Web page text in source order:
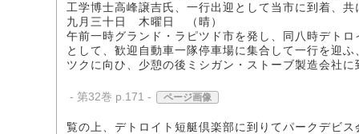
工学博士高峰譲吉氏、一行出迎として当市に到着、共
九月三十日 木曜日 （晴）
午前一時グランド・ラピツド市を発し、同八時デト
として、歓迎自動車一隊停車場に集合して一行を迎
ツクに向ひ、少憩の後ミシガン・ストーブ製造会社
- 第32巻 p.171 - ページ画像
覧の上、デトロイト短艇倶楽部に到りてパークデビ